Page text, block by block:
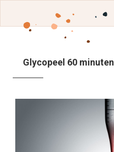
Glycopeel 60 minuten